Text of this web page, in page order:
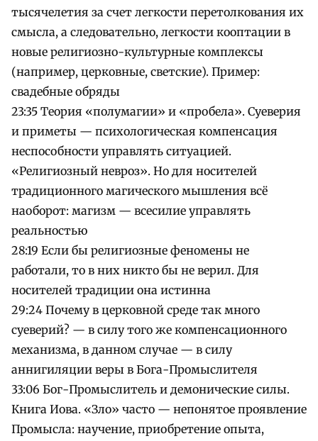
тысячелетия за счет легкости перетолкования их
смысла, а следовательно, легкости кооптации в
новые религиозно-культурные комплексы
(например, церковные, светские). Пример:
свадебные обряды
23:35 Теория «полумагии» и «пробела». Суеверия
и приметы — психологическая компенсация
неспособности управлять ситуацией.
«Религиозный невроз». Но для носителей
традиционного магического мышления всё
наоборот: магизм — всесилие управлять
реальностью
28:19 Если бы религиозные феномены не
работали, то в них никто бы не верил. Для
носителей традиции она истинна
29:24 Почему в церковной среде так много
суеверий? — в силу того же компенсационного
механизма, в данном случае — в силу
аннигиляции веры в Бога-Промыслителя
33:06 Бог-Промыслитель и демонические силы.
Книга Иова. «Зло» часто — непонятое проявление
Промысла: научение, приобретение опыта,